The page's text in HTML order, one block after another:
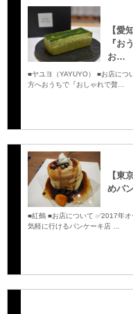
【愛
『お
お…
■ヤユヨ（YAYUYO） ■お店につ
方へおうちで『おしゃれで贅…
【東
めパ
■紅鶴 ■お店について ✅2017年
気軽に行けるパンケーキ店 …